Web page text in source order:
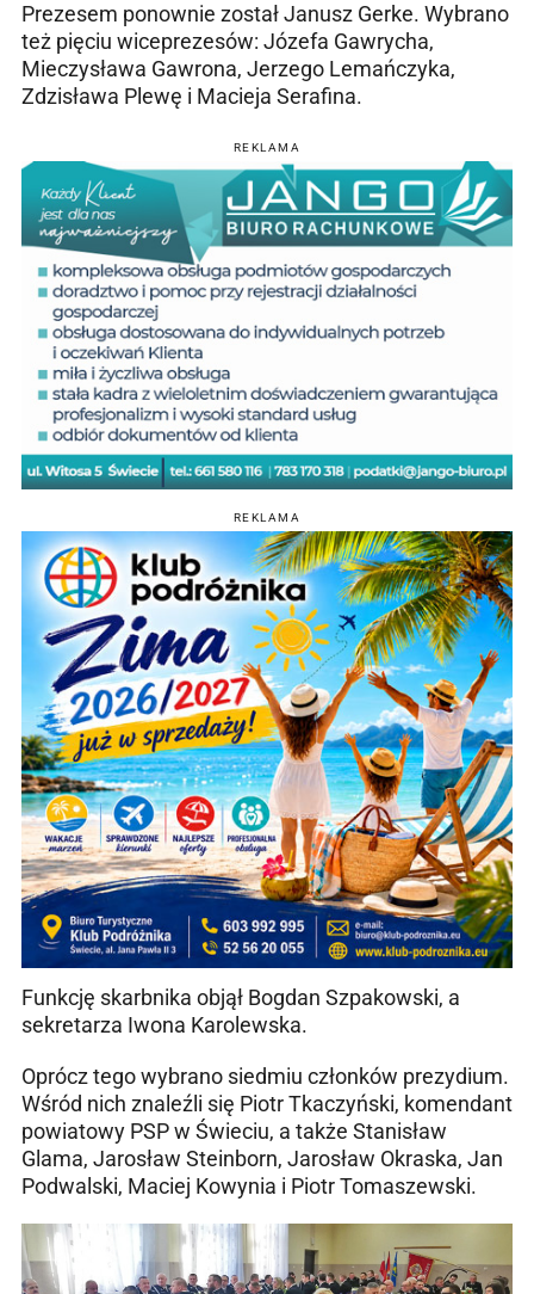
Prezesem ponownie został Janusz Gerke. Wybrano
też pięciu wiceprezesów: Józefa Gawrycha,
Mieczysława Gawrona, Jerzego Lemańczyka,
Zdzisława Plewę i Macieja Serafina.
REKLAMA
REKLAMA
Funkcję skarbnika objął Bogdan Szpakowski, a
sekretarza Iwona Karolewska.
Oprócz tego wybrano siedmiu członków prezydium.
Wśród nich znaleźli się Piotr Tkaczyński, komendant
powiatowy PSP w Świeciu, a także Stanisław
Glama, Jarosław Steinborn, Jarosław Okraska, Jan
Podwalski, Maciej Kowynia i Piotr Tomaszewski.